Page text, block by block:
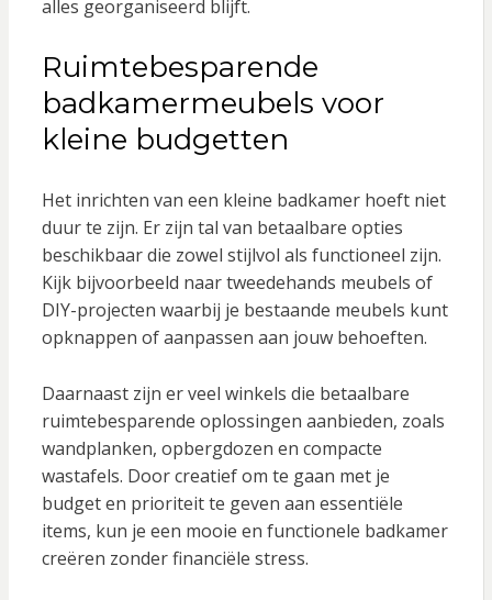
alles georganiseerd blijft.
Ruimtebesparende
badkamermeubels voor
kleine budgetten
Het inrichten van een kleine badkamer hoeft niet
duur te zijn. Er zijn tal van betaalbare opties
beschikbaar die zowel stijlvol als functioneel zijn.
Kijk bijvoorbeeld naar tweedehands meubels of
DIY-projecten waarbij je bestaande meubels kunt
opknappen of aanpassen aan jouw behoeften.
Daarnaast zijn er veel winkels die betaalbare
ruimtebesparende oplossingen aanbieden, zoals
wandplanken, opbergdozen en compacte
wastafels. Door creatief om te gaan met je
budget en prioriteit te geven aan essentiële
items, kun je een mooie en functionele badkamer
creëren zonder financiële stress.